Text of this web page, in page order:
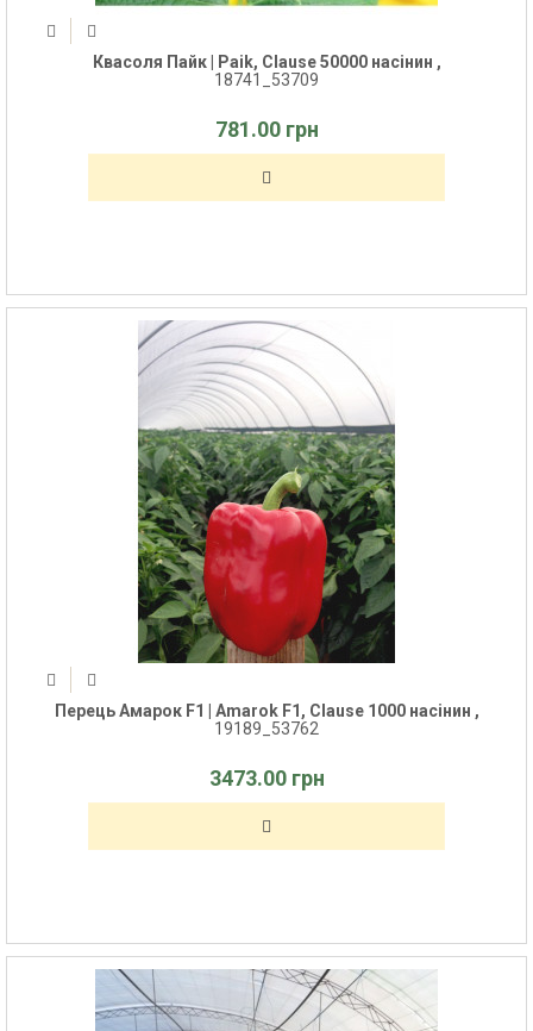
Квасоля Пайк | Paik, Clause 50000 насінин ,
18741_53709
781.00 грн
Перець Амарок F1 | Amarok F1, Clause 1000 насінин ,
19189_53762
3473.00 грн